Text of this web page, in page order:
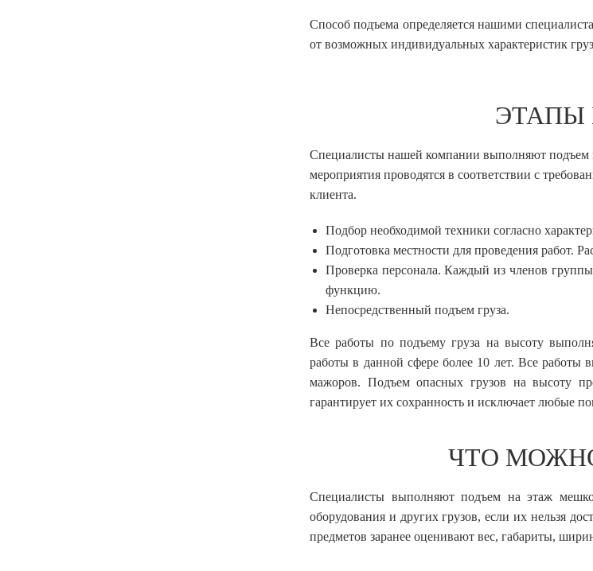
Способ подъема определяется нашими
от возможных индивидуальных характеристик
ЭТАПЫ
Специалисты нашей компании выполняют подъем
мероприятия проводятся в соответствии с
клиента.
Подбор необходимой техники согласно
Подготовка местности для проведения работ.
Проверка персонала. Каждый из членов
функцию.
Непосредственный подъем груза.
Все работы по подъему груза на высоту
работы в данной сфере более 10 лет. Все работы
мажоров. Подъем опасных грузов на высоту
гарантирует их сохранность и исключает любые
ЧТО
Специалисты выполняют подъем на этаж
оборудования и других грузов, если их нельзя
предметов заранее оценивают вес, габариты,